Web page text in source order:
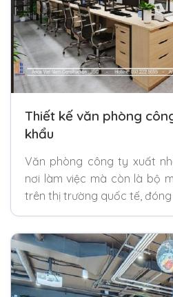
Thiết kế văn phòng
khẩu
Văn phòng công ty xuất
nơi làm việc mà còn là bộ
trên thị trường quốc tế,